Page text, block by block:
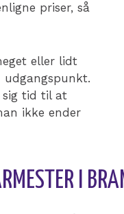
priser, så
eller lidt
udgangspunkt.
sig tid til at
ikke ender
I